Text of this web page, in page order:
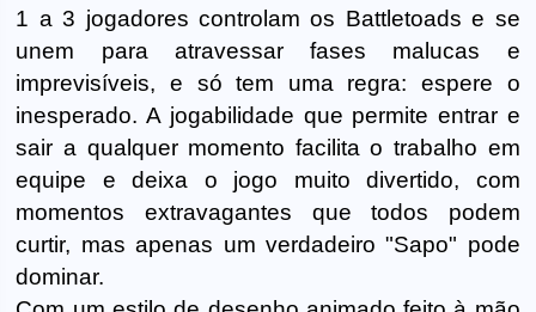
1 a 3 jogadores controlam os Battletoads e se
unem para atravessar fases malucas e
imprevisíveis, e só tem uma regra: espere o
inesperado. A jogabilidade que permite entrar e
sair a qualquer momento facilita o trabalho em
equipe e deixa o jogo muito divertido, com
momentos extravagantes que todos podem
curtir, mas apenas um verdadeiro "Sapo" pode
dominar.